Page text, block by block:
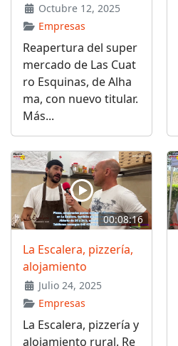
Octubre 12, 2025
Empresas
Reapertura del super
mercado de Las Cuat
ro Esquinas, de Alha
ma, con nuevo titular.
Más...
00:08:16
La Escalera, pizzería,
alojamiento
Julio 24, 2025
Empresas
La Escalera, pizzería y
alojamiento rural. Re